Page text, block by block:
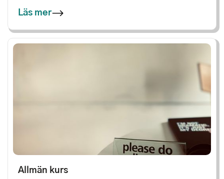
Läs mer
Allmän kurs